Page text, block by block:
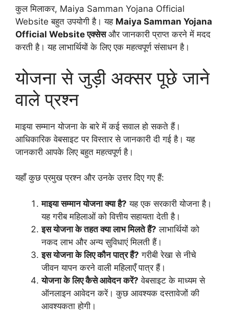
कुल मिलाकर, Maiya Samman Yojana Official
Website बहुत उपयोगी है। यह Maiya Samman Yojana
Official Website एक्सेसऔर जानकारी प्राप्त करने में मदद
करती है। यह लाभार्थियों के लिए एक महत्वपूर्ण संसाधन है।
योजना से जुड़ी अक्सर पूछे जाने
वाले प्रश्न
माइया सम्मान योजना के बारे में कई सवाल हो सकते हैं।
आधिकारिक वेबसाइट पर विस्तार से जानकारी दी गई है। यह
जानकारी आपके लिए बहुत महत्वपूर्ण है।
यहाँ कुछ प्रमुख प्रश्न और उनके उत्तर दिए गए हैं:
माइया सम्मान योजना क्या है? यह एक सरकारी योजना है।
यह गरीब महिलाओं को वित्तीय सहायता देती है।
इस योजना के तहत क्या लाभ मिलते हैं? लाभार्थियों को
नकद लाभ और अन्य सुविधाएं मिलती हैं।
इस योजना के लिए कौन पात्र हैं? गरीबी रेखा से नीचे
जीवन यापन करने वाली महिलाएँ पात्र हैं।
योजना के लिए कैसे आवेदन करें? वेबसाइट के माध्यम से
ऑनलाइन आवेदन करें। कुछ आवश्यक दस्तावेजों की
आवश्यकता होगी।